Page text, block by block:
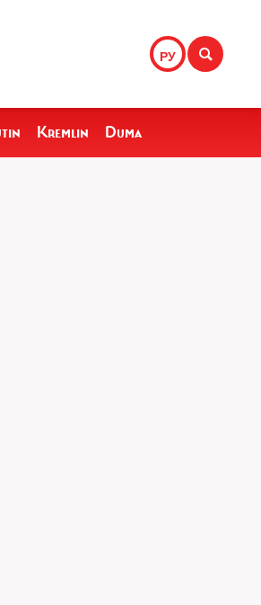
РУ
Kremlin Duma